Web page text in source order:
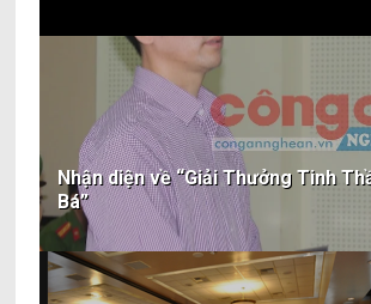
Nhận diện về “Giải Thưởng Tinh
Bá”